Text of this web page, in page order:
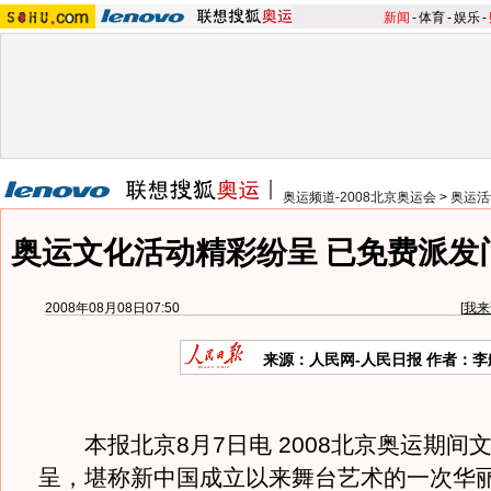
新闻 -体育-娱乐-
奥运频道-2008北京奥运会 > 奥运
奥运文化活动精彩纷呈 已免费派发
2008年08月08日07:50 [我
来源：人民网-人民日报 作者：李
本报北京8月7日电 2008北京奥运期间文
呈，堪称新中国成立以来舞台艺术的一次华